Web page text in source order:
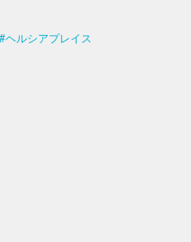
ヘルシアプレイス